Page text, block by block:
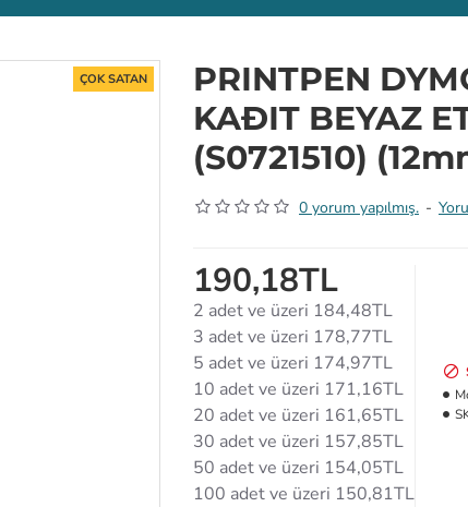
ÇOK SATAN
PRINTPEN
KAÐIT BEYAZ
(S0721510)
0 yorum yapılmış. -
190,18TL
2 adet ve üzeri 184,48TL
3 adet ve üzeri 178,77TL
5 adet ve üzeri 174,97TL
10 adet ve üzeri 171,16TL
20 adet ve üzeri 161,65TL
30 adet ve üzeri 157,85TL
50 adet ve üzeri 154,05TL
100 adet ve üzeri 150,81TL